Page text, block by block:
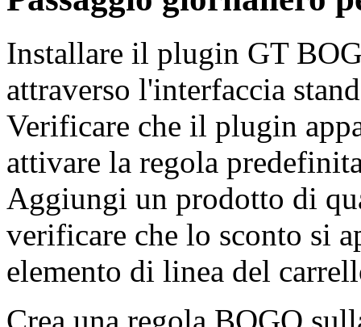
Installare il plugin GT
attraverso l'interfaccia
Verificare che il plugin
attivare la regola
Aggiungi un prodotto di
verificare che lo sconto si
elemento di linea del